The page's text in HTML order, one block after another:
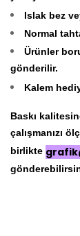
Islak bez
Normal
Ürünler
gönderilir.
Kalem
Baskı
çalışmanızı
birlikte